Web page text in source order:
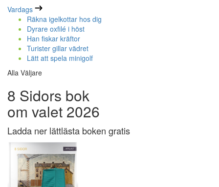
Vardags
Räkna igelkottar hos dig
Dyrare oxfilé i höst
Han fiskar kräftor
Turister gillar vädret
Lätt att spela minigolf
Alla Väljare
8 Sidors bok
om valet 2026
Ladda ner lättlästa boken gratis